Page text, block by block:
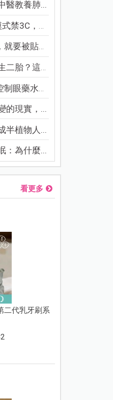
醫教養肺...
3C，看...
被貼「...
胎？這8...
藥水納...
的現實，...
半植物人...
：為什麼...
看更多
二代乳牙刷系